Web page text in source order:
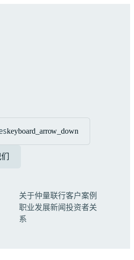
keyboard_arrow_down
关于仲量联行客户案例
职业发展新闻投资者关
系